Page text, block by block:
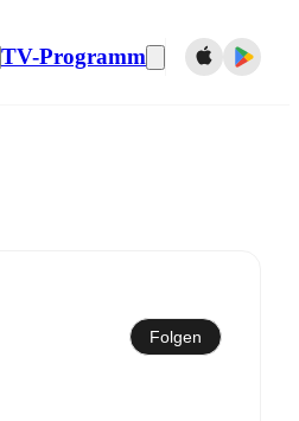
TV-Programm
Folgen